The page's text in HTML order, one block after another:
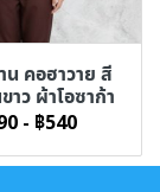
น คอฮาวาย สี
าว ผ้าโอซาก้า
- ฿540